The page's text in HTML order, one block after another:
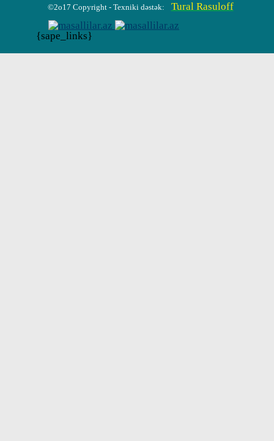
©2o17 Copyright - Texniki dəstək:
Tural Rasuloff
{sape_links}